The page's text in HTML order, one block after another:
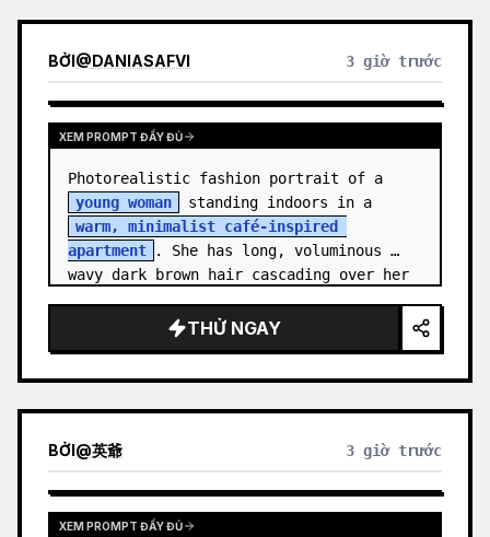
BỞI@DANIASAFVI 3 giờ trước
XEM PROMPT ĐẦY ĐỦ
young woman
warm, minimalist café-inspired
apartment
. She has long, voluminous
wavy dark brown hair cascading over her
THỬ NGAY
BỞI@英爺 3 giờ trước
XEM PROMPT ĐẦY ĐỦ